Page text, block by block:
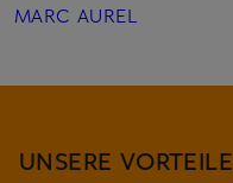
MARC AUREL
UNSERE VORTEILE